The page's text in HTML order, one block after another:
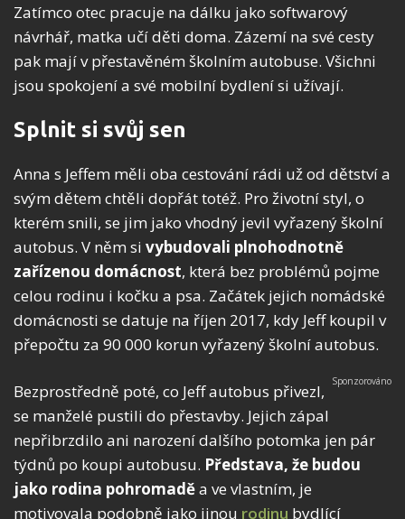
Zatímco otec pracuje na dálku jako softwarový
návrhář, matka učí děti doma. Zázemí na své cesty
pak mají v přestavěném školním autobuse. Všichni
jsou spokojení a své mobilní bydlení si užívají.
Splnit si svůj sen
Anna s Jeffem měli oba cestování rádi už od dětství a
svým dětem chtěli dopřát totéž. Pro životní styl, o
kterém snili, se jim jako vhodný jevil vyřazený školní
autobus. V něm si vybudovali plnohodnotně
zařízenou domácnost, která bez problémů pojme
celou rodinu i kočku a psa. Začátek jejich nomádské
domácnosti se datuje na říjen 2017, kdy Jeff koupil v
přepočtu za 90 000 korun vyřazený školní autobus.
Bezprostředně poté, co Jeff autobus přivezl,
se manželé pustili do přestavby. Jejich zápal
nepřibrzdilo ani narození dalšího potomka jen pár
týdnů po koupi autobusu. Představa, že budou
jako rodina pohromaděa ve vlastním, je
motivovala podobně jako jinou rodinu bydlící